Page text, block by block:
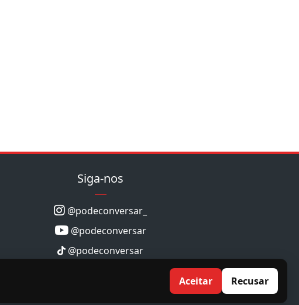
Siga-nos
@podeconversar_
@podeconversar
@podeconversar
Aceitar Recusar